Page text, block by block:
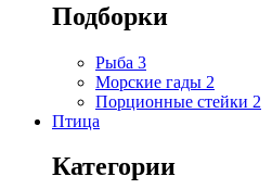
Подборки
Рыба 3
Морские гады 2
Порционные стейки 2
Птица
Категории